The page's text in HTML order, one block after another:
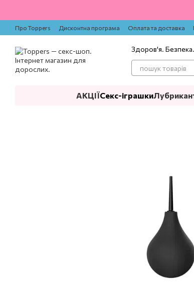
Про Toppers Дисконтна програма Оплата та доставка
Здоров'я.
АКЦІЇСекс-іграшки